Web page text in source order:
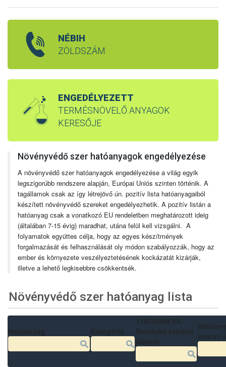
NÉBIH
ZÖLDSZÁM
ENGEDÉLYEZETT
TERMÉSNÖVELŐ ANYAGOK
KERESŐJE
Növényvédő szer hatóanyagok engedélyezése
A növényvédő szer hatóanyagok engedélyezése a világ egyik
legszigorúbb rendszere alapján, Európai Uniós szinten történik. A
tagállamok csak az így létrejövő ún. pozitív lista hatóanyagaiból
készített növényvédő szereket engedélyezhetik. A pozitív listán a
hatóanyag csak a vonatkozó EU rendeletben meghatározott ideig
(általában 7-15 évig) maradhat, utána felül kell vizsgálni. A
folyamatok együttes célja, hogy az egyes készítmények
forgalmazását és felhasználását oly módon szabályozzák, hogy az
ember és környezete veszélyeztetésének kockázatát kizárják,
illetve a lehető legkisebbre csökkentsék.
Növényvédő szer hatóanyag lista